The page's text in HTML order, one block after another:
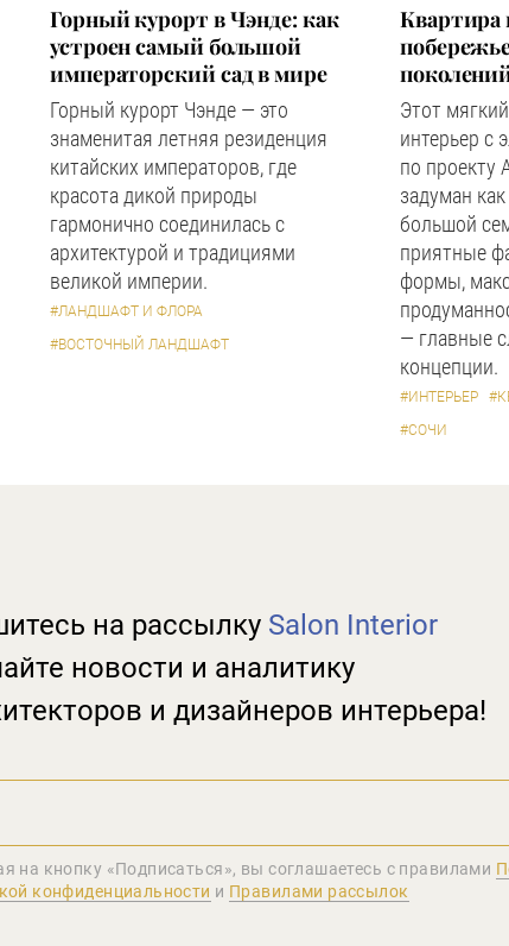
Горный курорт в Чэнде: как
устроен самый большой
императорский сад в мире
Горный курорт Чэнде — это
знаменитая летняя резиденция
китайских императоров, где
красота дикой природы
гармонично соединилась с
архитектурой и традициями
великой империи.
#ЛАНДШАФТ И ФЛОРА
#ВОСТОЧНЫЙ ЛАНДШАФТ
Квартира
Этот
интерьер с
по
задуман
большой
приятные
формы,
— главные
концепции.
#ИНТЕРЬЕР
#СОЧИ
на рассылку Salon Interior
новости и аналитику
и дизайнеров интерьера!
на кнопку «Подписаться», вы соглашаетеcь с правилами
конфиденциальности и Правилами рассылок